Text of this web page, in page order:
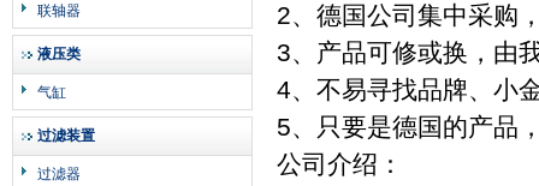
联轴器
液压类
气缸
过滤装置
过滤器
2、德国公司集中采购
3、产品可修或换，由
4、不易寻找品牌、小
5、只要是德国的产品
公司介绍：